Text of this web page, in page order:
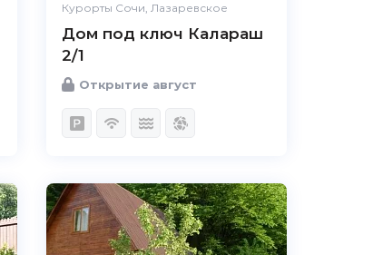
Курорты Сочи, Лазаревское
Дом под ключ Калараш
2/1
Открытие август